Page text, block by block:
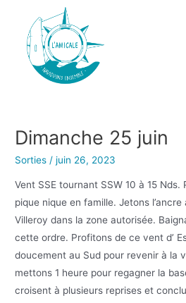
Dimanche 25 juin
Sorties /juin 26, 2023
Vent SSE tournant SSW 10 à 15
pique nique en famille. Jetons
Villeroy dans la zone autorisée.
cette ordre. Profitons de ce vent d’
doucement au Sud pour revenir à la
mettons 1 heure pour regagner la
croisent à plusieurs reprises et